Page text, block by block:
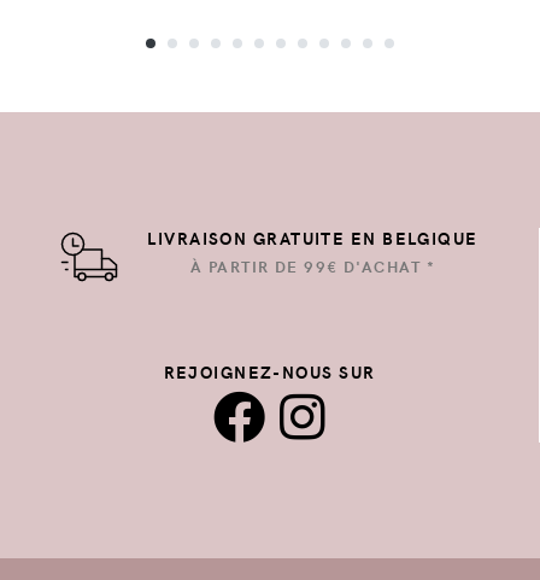
LIVRAISON GRATUITE EN BELGIQUE
À PARTIR DE 99€ D'ACHAT *
REJOIGNEZ-NOUS SUR